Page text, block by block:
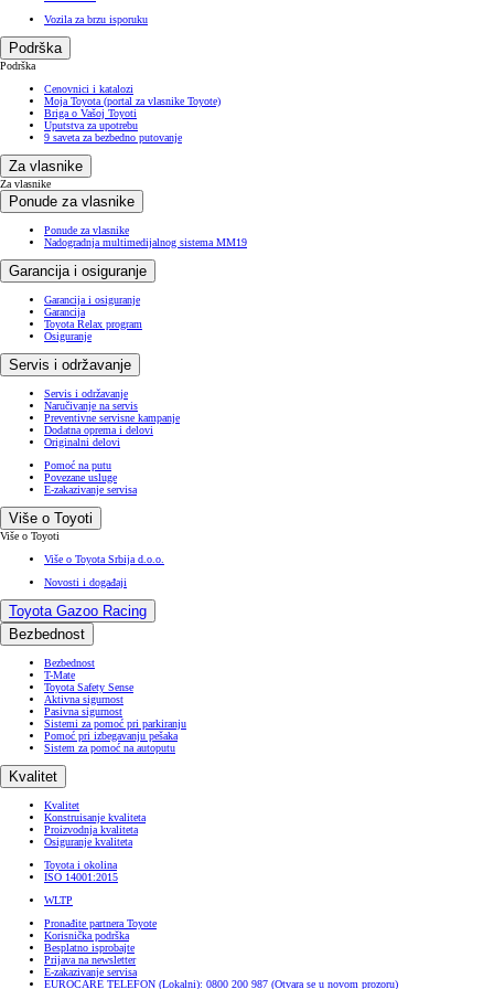
Vozila za brzu isporuku
Podrška
Podrška
Cenovnici i katalozi
Moja Toyota (portal za vlasnike Toyote)
Briga o Vašoj Toyoti
Uputstva za upotrebu
9 saveta za bezbedno putovanje
Za vlasnike
Za vlasnike
Ponude za vlasnike
Ponude za vlasnike
Nadogradnja multimedijalnog sistema MM19
Garancija i osiguranje
Garancija i osiguranje
Garancija
Toyota Relax program
Osiguranje
Servis i održavanje
Servis i održavanje
Naručivanje na servis
Preventivne servisne kampanje
Dodatna oprema i delovi
Originalni delovi
Pomoć na putu
Povezane usluge
E-zakazivanje servisa
Više o Toyoti
Više o Toyoti
Više o Toyota Srbija d.o.o.
Novosti i događaji
Toyota Gazoo Racing
Bezbednost
Bezbednost
T-Mate
Toyota Safety Sense
Aktivna sigurnost
Pasivna sigurnost
Sistemi za pomoć pri parkiranju
Pomoć pri izbegavanju pešaka
Sistem za pomoć na autoputu
Kvalitet
Kvalitet
Konstruisanje kvaliteta
Proizvodnja kvaliteta
Osiguranje kvaliteta
Toyota i okolina
ISO 14001:2015
WLTP
Pronađite partnera Toyote
Korisnička podrška
Besplatno isprobajte
Prijava na newsletter
E-zakazivanje servisa
EUROCARE TELEFON (Lokalni): 0800 200 987 (Otvara se u novom prozoru)